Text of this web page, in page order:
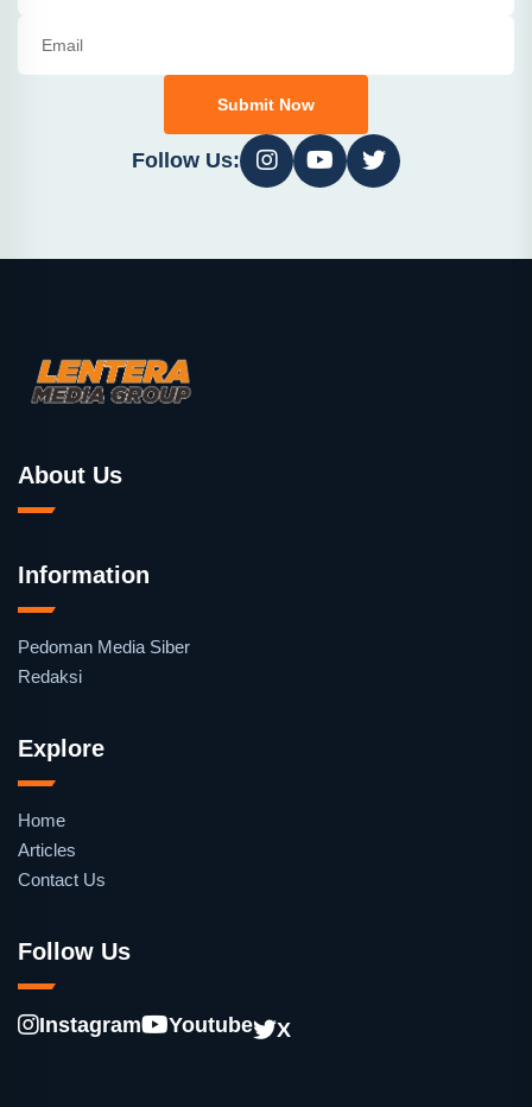
Submit Now
Follow Us:
About Us
Information
Pedoman Media Siber
Redaksi
Explore
Home
Articles
Contact Us
Follow Us
Instagram Youtube X